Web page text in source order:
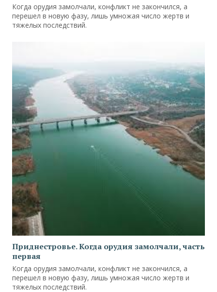
Когда орудия замолчали, конфликт не закончился, а
перешел в новую фазу, лишь умножая число жертв и
тяжелых последствий.
Приднестровье. Когда орудия замолчали, часть
первая
Когда орудия замолчали, конфликт не закончился, а
перешел в новую фазу, лишь умножая число жертв и
тяжелых последствий.